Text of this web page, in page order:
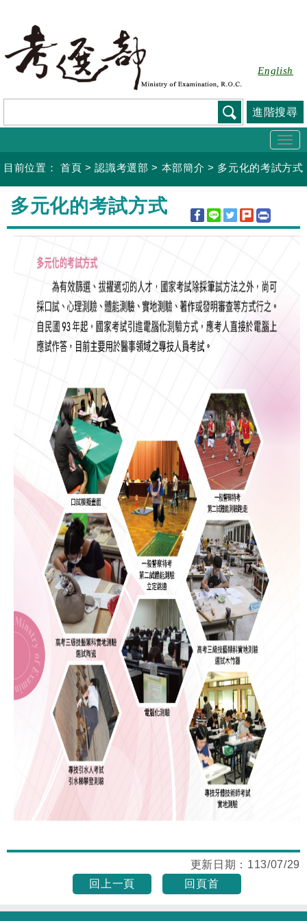
要
容
English
進階搜尋
目前位置： 首頁 >認識考選部 > 本部簡介 > 多元化的考試方式
:::
多元化的考試方式
更新日期： 113/07/29
回上一頁
回頁首